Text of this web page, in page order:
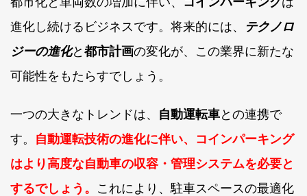
進化し続けるビジネスです。将来的には、
テクノロ
ジーの進化と都市計画の変化が、この業界に新たな
可能性をもたらすでしょう。
一つの大きなトレンドは、 自動運転車との連携で
す。 自動運転技術の進化に伴い、コインパーキング
はより高度な自動車の収容・管理システムを必要と
するでしょう。 これにより、駐車スペースの最適化